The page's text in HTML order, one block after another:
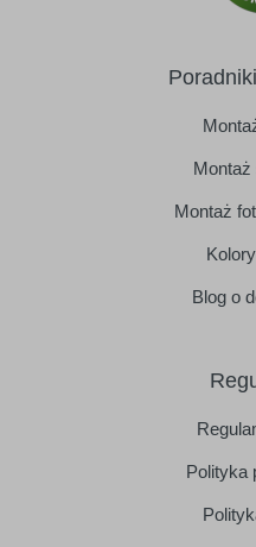
Montaż
Montaż
Blog o
Polityka